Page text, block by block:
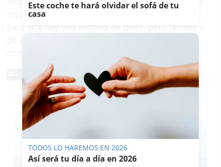
los socialistas:
pancarta hay una historia de dolor, pero también
0 Comentarios
TE PUEDE INTERESAR
Este coche te hará olvidar el sofá de tu
casa
TODOS LO HAREMOS EN 2026
Así será tu día a día en 2026